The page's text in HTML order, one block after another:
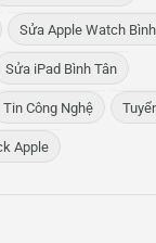
Sửa Apple Watch
Sửa iPad Bình Tân
Tin Công Nghệ
Apple